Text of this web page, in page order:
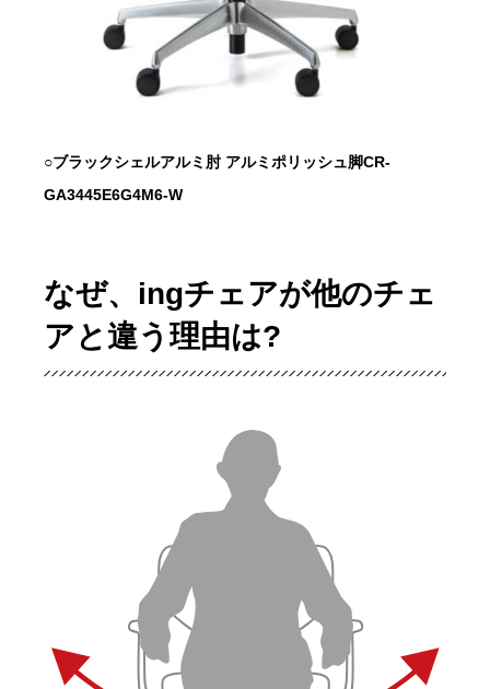
○ブラックシェルアルミ肘 アルミポリッシュ脚CR-
GA3445E6G4M6-W
なぜ、ingチェアが他のチェ
アと違う理由は?